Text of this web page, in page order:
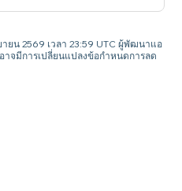
ยน 2569 เวลา 23:59 UTC ผู้พัฒนาแอ
าจมีการเปลี่ยนแปลงข้อกำหนดการลด